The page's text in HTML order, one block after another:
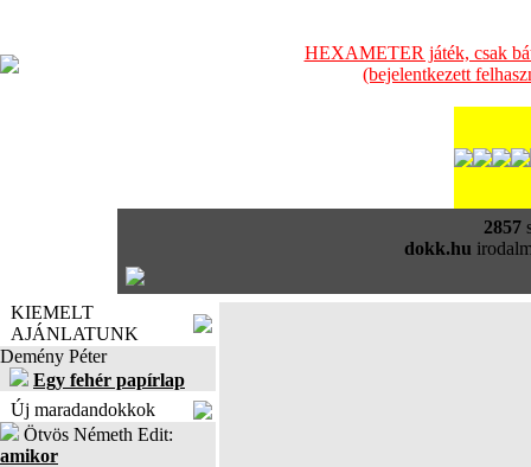
HEXAMETER játék, csak
(bejelentkezett
2857
dokk.hu
KIEMELT
AJÁNLATUNK
Demény Péter
Egy fehér papírlap
Új maradandokkok
Ötvös Németh Edit:
amikor